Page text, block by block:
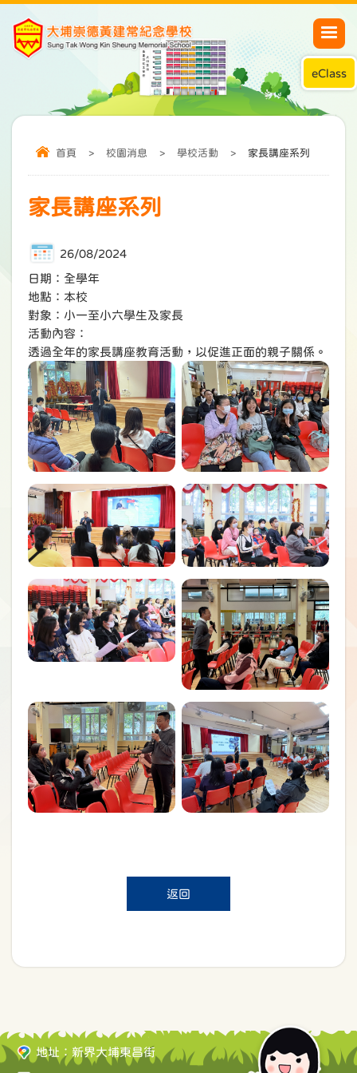
eClass
首頁 > 校園消息 > 學校活動 > 家長講座系列
家長講座系列
26/08/2024
日期：全學年
地點：本校
對象：小一至小六學生及家長
活動內容：
透過全年的家長講座教育活動，以促進正面的親子關係。
返回
地址：新界大埔東昌街